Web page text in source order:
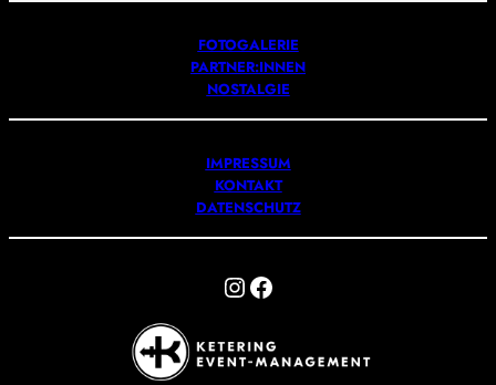
FOTOGALERIE
PARTNER:INNEN
NOSTALGIE
IMPRESSUM
KONTAKT
DATENSCHUTZ
Instagram Facebook